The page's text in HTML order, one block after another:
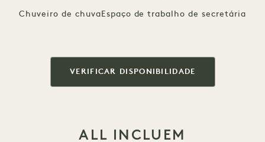
Chuveiro de chuva Espaço de trabalho de secretária
VERIFICAR DISPONIBILIDADE
ALL INCLUEM